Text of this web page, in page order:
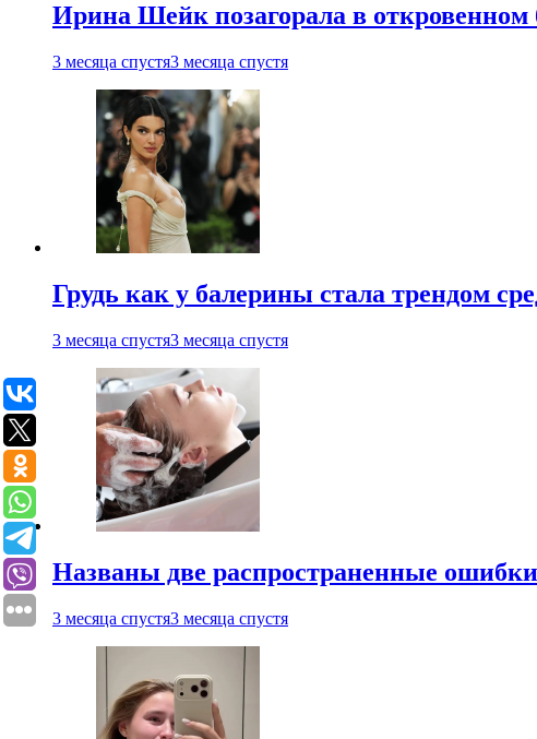
Ирина Шейк позагорала в
3 месяца спустя3 месяца спустя
Грудь как у балерины стала трендом
3 месяца спустя3 месяца спустя
Названы две распространенные
3 месяца спустя3 месяца спустя